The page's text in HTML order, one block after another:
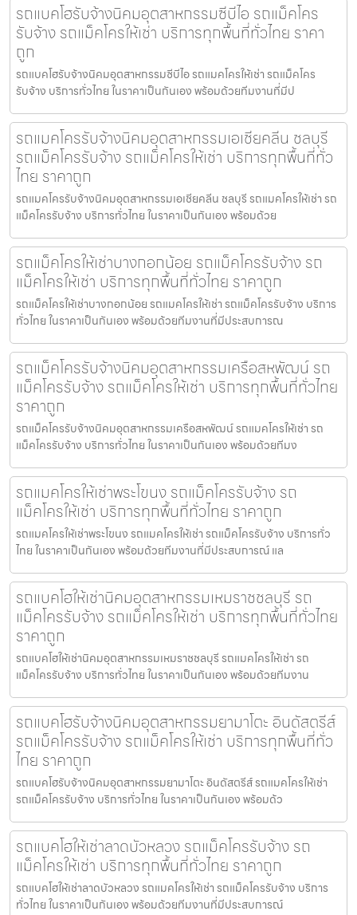
รถแบคโฮรับจ้างนิคมอุตสาหกรรมซีบีไอ รถแม็คโคร
รับจ้าง รถแม็คโครให้เช่า บริการทุกพื้นที่ทั่วไทย ราคา
ถูก
รถแบคโฮรับจ้างนิคมอุตสาหกรรมซีบีไอ รถแมคโครให้เช่า รถแม็คโคร
รับจ้าง บริการทั่วไทย ในราคาเป็นกันเอง พร้อมด้วยทีมงานที่มีป
รถแมคโครรับจ้างนิคมอุตสาหกรรมเอเชียคลีน ชลบุรี
รถแม็คโครรับจ้าง รถแม็คโครให้เช่า บริการทุกพื้นที่ทั่ว
ไทย ราคาถูก
รถแมคโครรับจ้างนิคมอุตสาหกรรมเอเชียคลีน ชลบุรี รถแมคโครให้เช่า รถ
แม็คโครรับจ้าง บริการทั่วไทย ในราคาเป็นกันเอง พร้อมด้วย
รถแม็คโครให้เช่าบางกอกน้อย รถแม็คโครรับจ้าง รถ
แม็คโครให้เช่า บริการทุกพื้นที่ทั่วไทย ราคาถูก
รถแม็คโครให้เช่าบางกอกน้อย รถแมคโครให้เช่า รถแม็คโครรับจ้าง บริการ
ทั่วไทย ในราคาเป็นกันเอง พร้อมด้วยทีมงานที่มีประสบการณ
รถแม็คโครรับจ้างนิคมอุตสาหกรรมเครือสหพัฒน์ รถ
แม็คโครรับจ้าง รถแม็คโครให้เช่า บริการทุกพื้นที่ทั่วไทย
ราคาถูก
รถแม็คโครรับจ้างนิคมอุตสาหกรรมเครือสหพัฒน์ รถแมคโครให้เช่า รถ
แม็คโครรับจ้าง บริการทั่วไทย ในราคาเป็นกันเอง พร้อมด้วยทีมง
รถแมคโครให้เช่าพระโขนง รถแม็คโครรับจ้าง รถ
แม็คโครให้เช่า บริการทุกพื้นที่ทั่วไทย ราคาถูก
รถแมคโครให้เช่าพระโขนง รถแมคโครให้เช่า รถแม็คโครรับจ้าง บริการทั่ว
ไทย ในราคาเป็นกันเอง พร้อมด้วยทีมงานที่มีประสบการณ์ แล
รถแบคโฮให้เช่านิคมอุตสาหกรรมเหมราชชลบุรี รถ
แม็คโครรับจ้าง รถแม็คโครให้เช่า บริการทุกพื้นที่ทั่วไทย
ราคาถูก
รถแบคโฮให้เช่านิคมอุตสาหกรรมเหมราชชลบุรี รถแมคโครให้เช่า รถ
แม็คโครรับจ้าง บริการทั่วไทย ในราคาเป็นกันเอง พร้อมด้วยทีมงาน
รถแบคโฮรับจ้างนิคมอุตสาหกรรมยามาโตะ อินดัสตรีส์
รถแม็คโครรับจ้าง รถแม็คโครให้เช่า บริการทุกพื้นที่ทั่ว
ไทย ราคาถูก
รถแบคโฮรับจ้างนิคมอุตสาหกรรมยามาโตะ อินดัสตรีส์ รถแมคโครให้เช่า
รถแม็คโครรับจ้าง บริการทั่วไทย ในราคาเป็นกันเอง พร้อมด้ว
รถแบคโฮให้เช่าลาดบัวหลวง รถแม็คโครรับจ้าง รถ
แม็คโครให้เช่า บริการทุกพื้นที่ทั่วไทย ราคาถูก
รถแบคโฮให้เช่าลาดบัวหลวง รถแมคโครให้เช่า รถแม็คโครรับจ้าง บริการ
ทั่วไทย ในราคาเป็นกันเอง พร้อมด้วยทีมงานที่มีประสบการณ์